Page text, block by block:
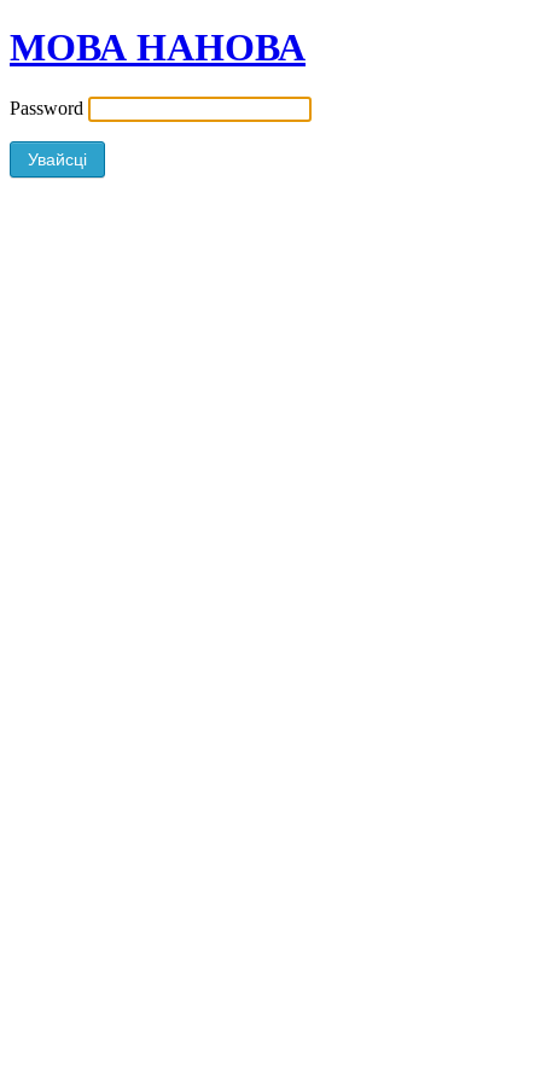
МОВА НАНОВА
Password